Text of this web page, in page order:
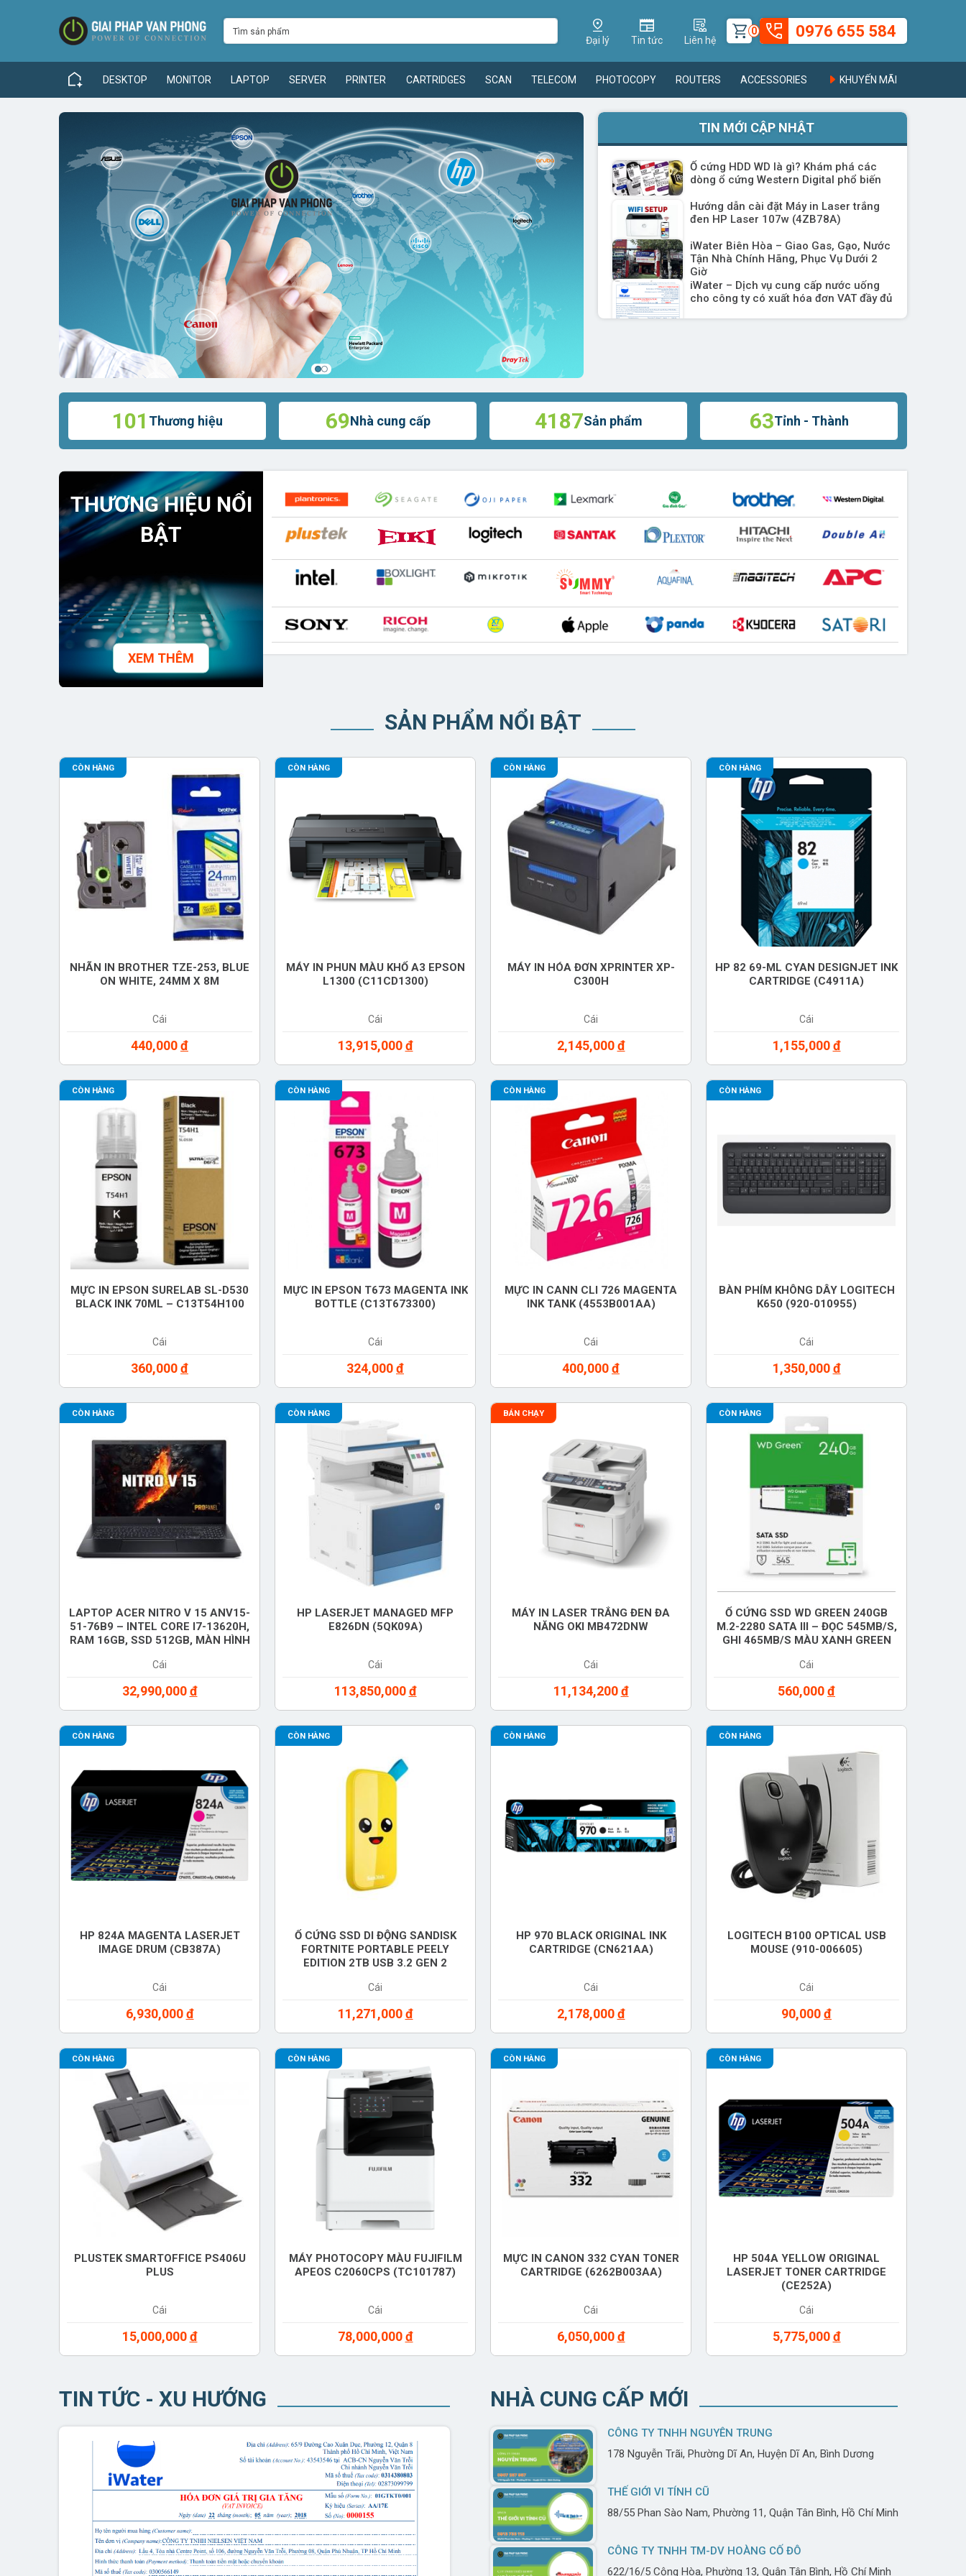
Đại lý Tin tức Liên hệ
0 0976 655 584
DESKTOP MONITOR LAPTOP SERVER PRINTER CARTRIDGES SCAN TELECOM PHOTOCOPY ROUTERS ACCESSORIES KHUYẾN MÃI
TIN MỚI CẬP NHẬT
Ổ cứng HDD WD là gì? Khám phá các
dòng ổ cứng Western Digital phổ biến
Hướng dẫn cài đặt Máy in Laser trắng
đen HP Laser 107w (4ZB78A)
iWater Biên Hòa – Giao Gas, Gạo, Nước
Tận Nhà Chính Hãng, Phục Vụ Dưới 2
Giờ
iWater – Dịch vụ cung cấp nước uống
cho công ty có xuất hóa đơn VAT đầy đủ
101 Thương hiệu 69Nhà cung cấp 4187Sản phẩm 63Tỉnh - Thành
THƯƠNG HIỆU NỔI
BẬT
XEM THÊM
SẢN PHẨM NỔI BẬT
CÒN HÀNG
NHÃN IN BROTHER TZE-253, BLUE
ON WHITE, 24MM X 8M
Cái
440,000đ
CÒN HÀNG
MÁY IN PHUN MÀU KHỔ A3 EPSON
L1300 (C11CD1300)
Cái
13,915,000đ
CÒN HÀNG
MÁY IN HÓA ĐƠN XPRINTER XP-
C300H
Cái
2,145,000đ
CÒN HÀNG
HP 82 69-ML CYAN DESIGNJET INK
CARTRIDGE (C4911A)
Cái
1,155,000đ
CÒN HÀNG
MỰC IN EPSON SURELAB SL-D530
BLACK INK 70ML – C13T54H100
Cái
360,000đ
CÒN HÀNG
MỰC IN EPSON T673 MAGENTA INK
BOTTLE (C13T673300)
Cái
324,000đ
CÒN HÀNG
MỰC IN CANN CLI 726 MAGENTA
INK TANK (4553B001AA)
Cái
400,000đ
CÒN HÀNG
BÀN PHÍM KHÔNG DÂY LOGITECH
K650 (920-010955)
Cái
1,350,000đ
CÒN HÀNG
LAPTOP ACER NITRO V 15 ANV15-
51-76B9 – INTEL CORE I7-13620H,
RAM 16GB, SSD 512GB, MÀN HÌNH
4050 6GB, WINDOWS 11 – MÀU
Cái
32,990,000đ
CÒN HÀNG
HP LASERJET MANAGED MFP
E826DN (5QK09A)
Cái
113,850,000đ
BÁN CHẠY
MÁY IN LASER TRẮNG ĐEN ĐA
NĂNG OKI MB472DNW
Cái
11,134,200đ
CÒN HÀNG
Ổ CỨNG SSD WD GREEN 240GB
M.2-2280 SATA III – ĐỌC 545MB/S,
GHI 465MB/S MÀU XANH GREEN
Cái
560,000đ
CÒN HÀNG
HP 824A MAGENTA LASERJET
IMAGE DRUM (CB387A)
Cái
6,930,000đ
CÒN HÀNG
Ổ CỨNG SSD DI ĐỘNG SANDISK
FORTNITE PORTABLE PEELY
EDITION 2TB USB 3.2 GEN 2
Cái
11,271,000đ
CÒN HÀNG
HP 970 BLACK ORIGINAL INK
CARTRIDGE (CN621AA)
Cái
2,178,000đ
CÒN HÀNG
LOGITECH B100 OPTICAL USB
MOUSE (910-006605)
Cái
90,000đ
CÒN HÀNG
PLUSTEK SMARTOFFICE PS406U
PLUS
Cái
15,000,000đ
CÒN HÀNG
MÁY PHOTOCOPY MÀU FUJIFILM
APEOS C2060CPS (TC101787)
Cái
78,000,000đ
CÒN HÀNG
MỰC IN CANON 332 CYAN TONER
CARTRIDGE (6262B003AA)
Cái
6,050,000đ
CÒN HÀNG
HP 504A YELLOW ORIGINAL
LASERJET TONER CARTRIDGE
(CE252A)
Cái
5,775,000đ
TIN TỨC - XU HƯỚNG NHÀ CUNG CẤP MỚI
CÔNG TY TNHH NGUYÊN TRUNG
178 Nguyễn Trãi, Phường Dĩ An, Huyện Dĩ An, Bình Dương
THẾ GIỚI VI TÍNH CŨ
88/55 Phan Sào Nam, Phường 11, Quận Tân Bình, Hồ Chí Minh
CÔNG TY TNHH TM-DV HOÀNG CỐ ĐÔ
622/16/5 Cộng Hòa, Phường 13, Quận Tân Bình, Hồ Chí Minh